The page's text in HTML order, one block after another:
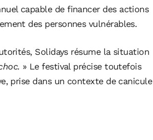
capable de financer des actions
des personnes vulnérables.
Solidays résume la situation
» Le festival précise toutefois
prise dans un contexte de canicule